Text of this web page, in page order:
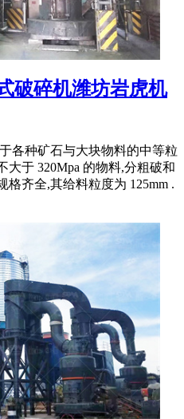
破碎机潍坊岩虎机
各种矿石与大块物料的中等粒
大于 320Mpa 的物料,分粗破和
格齐全,其给料粒度为 125mm .